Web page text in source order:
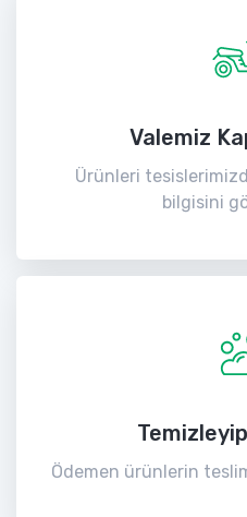
Valemiz
Ürünleri
bilgisini
Ödemen ürünlerin